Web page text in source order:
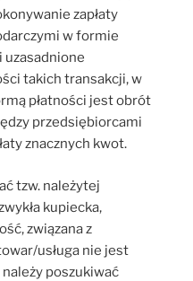
zapłaty
w formie
uzasadnione
takich transakcji, w
płatności jest obrót
przedsiębiorcami
znacznych kwot.
tzw. należytej
kupiecka,
związana z
usługa nie jest
poszukiwać